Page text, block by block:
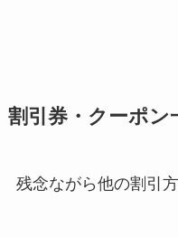
割引券・クーポン
残念ながら他の割引